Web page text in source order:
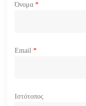
Όνομα *
Email *
Ιστότοπος